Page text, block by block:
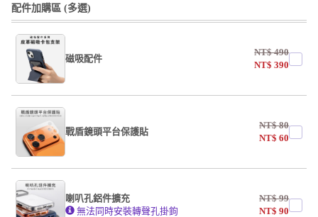
配件加購區 (多選)
磁吸配件
NT$490
NT$390
undefined / undefined
戰盾鏡頭平台保護貼
NT$80
NT$60
系列
喇叭孔鋁件擴充
無法同時安裝轉聲孔掛鉤
NT$99
NT$90